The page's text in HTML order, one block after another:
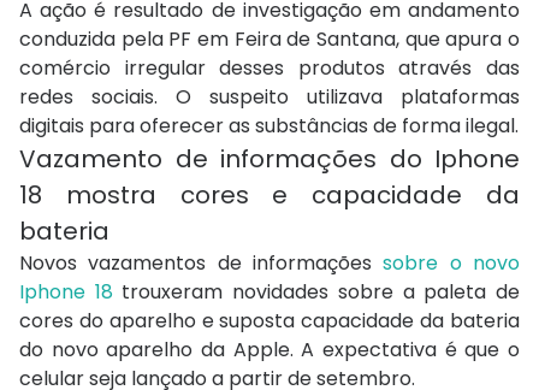
A ação é resultado de investigação em andamento
conduzida pela PF em Feira de Santana, que apura o
comércio irregular desses produtos através das
redes sociais. O suspeito utilizava plataformas
digitais para oferecer as substâncias de forma ilegal.
Vazamento de informações do Iphone
18 mostra cores e capacidade da
bateria
Novos vazamentos de informaçõessobre o novo
Iphone 18 trouxeram novidades sobre a paleta de
cores do aparelho e suposta capacidade da bateria
do novo aparelho da Apple. A expectativa é que o
celular seja lançado a partir de setembro.